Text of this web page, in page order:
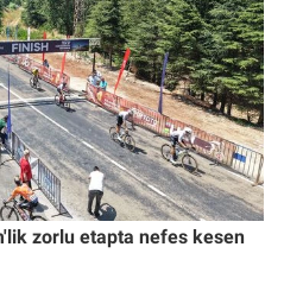
zorlu etapta nefes kesen